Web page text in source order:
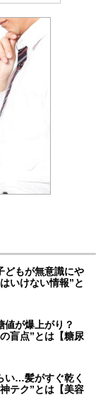
もが無意識にや
いけない情報”と
値が爆上がり？
盲点”とは【糖尿
い…髪がすぐ乾く
テク”とは【美容